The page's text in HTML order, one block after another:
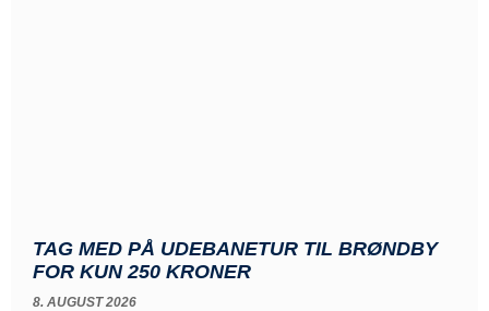
TAG MED PÅ UDEBANETUR TIL BRØNDBY
FOR KUN 250 KRONER
8. AUGUST 2026